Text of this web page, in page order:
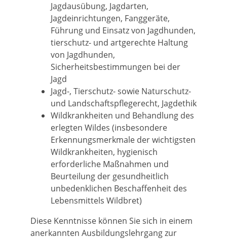
Jagdausübung, Jagdarten,
Jagdeinrichtungen, Fanggeräte,
Führung und Einsatz von Jagdhunden,
tierschutz- und artgerechte Haltung
von Jagdhunden,
Sicherheitsbestimmungen bei der
Jagd
Jagd-, Tierschutz- sowie Naturschutz-
und Landschaftspflegerecht, Jagdethik
Wildkrankheiten und Behandlung des
erlegten Wildes (insbesondere
Erkennungsmerkmale der wichtigsten
Wildkrankheiten, hygienisch
erforderliche Maßnahmen und
Beurteilung der gesundheitlich
unbedenklichen Beschaffenheit des
Lebensmittels Wildbret)
Diese Kenntnisse können Sie sich in einem
anerkannten Ausbildungslehrgang zur